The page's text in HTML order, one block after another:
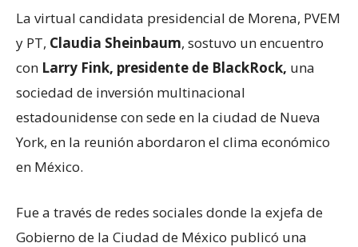
La virtual candidata presidencial de Morena, PVEM
y PT, Claudia Sheinbaum, sostuvo un encuentro
con Larry Fink, presidente de BlackRock, una
sociedad de inversión multinacional
estadounidense con sede en la ciudad de Nueva
York, en la reunión abordaron el clima económico
en México.
Fue a través de redes sociales donde la exjefa de
Gobierno de la Ciudad de México publicó una